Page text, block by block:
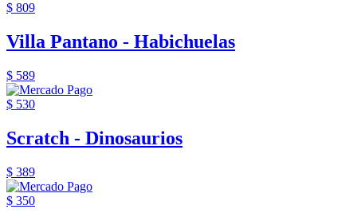
$ 809
Villa Pantano - Habichuelas
$ 589
$ 530
Scratch - Dinosaurios
$ 389
$ 350